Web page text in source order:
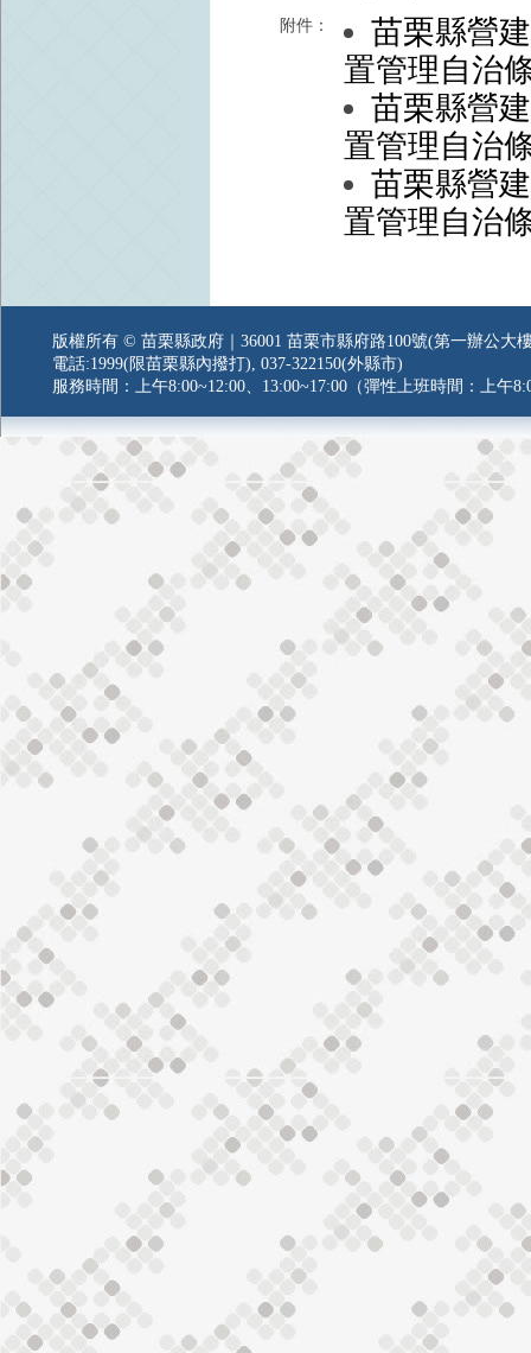
附件：
苗栗縣營
置管理自治
苗栗縣營
置管理自治
苗栗縣營
置管理自治
版權所有 © 苗栗縣政府｜36001 苗栗市縣府路100號(第一辦公大
電話:1999(限苗栗縣內撥打), 037-322150(外縣市)
服務時間：上午8:00~12:00、13:00~17:00（彈性上班時間：上午